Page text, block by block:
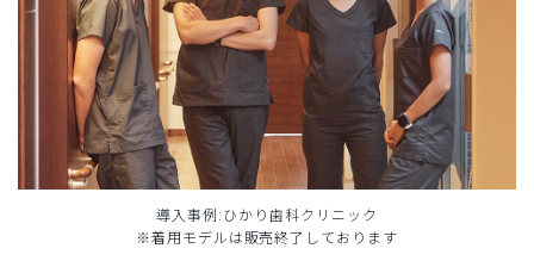
導入事例:ひかり歯科クリニック
※着用モデルは販売終了しております